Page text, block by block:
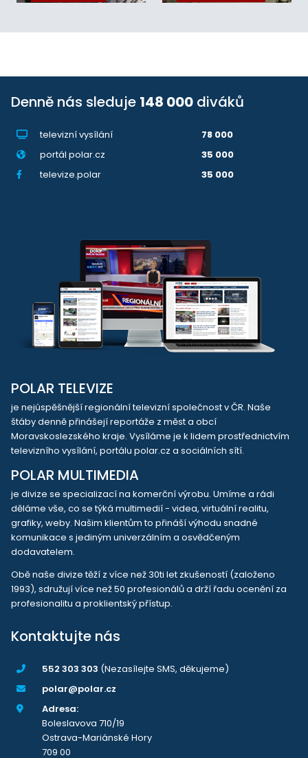
Denně nás sleduje 148 000 diváků
televizní vysílání
78 000
portál polar.cz
35 000
televize.polar
35 000
POLAR TELEVIZE
je nejúspěšnější regionální televizní společnost v ČR. Naše
štáby denně přinášejí reportáže z měst a obcí
Moravskoslezského kraje. Vysíláme je k lidem prostřednictvím
televizního vysílání, portálu polar.cz a sociálních sítí.
POLAR MULTIMEDIA
je divize se specializací na komerční výrobu. Umíme a rádi
děláme vše, co se týká multimedií - videa, virtuální realitu,
grafiky, weby. Našim klientům to přináší výhodu snadné
komunikace s jediným univerzálním a osvědčeným
dodavatelem.
Obě naše divize těží z více než 30ti let zkušeností (založeno
1993), sdružují více než 50 profesionálů a drží řadu ocenění za
profesionalitu a proklientský přístup.
Kontaktujte nás
552 303 303 (Nezasílejte SMS, děkujeme)
polar@polar.cz
Adresa:
Boleslavova 710/19
Ostrava-Mariánské Hory
709 00